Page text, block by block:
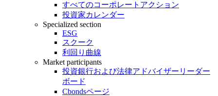
すべてのコーポレートアクション
投資家カレンダー
Specialized section
ESG
スクーク
利回り曲線
Market participants
投資銀行および法律アドバイザーリーダー
ボード
Cbondsページ